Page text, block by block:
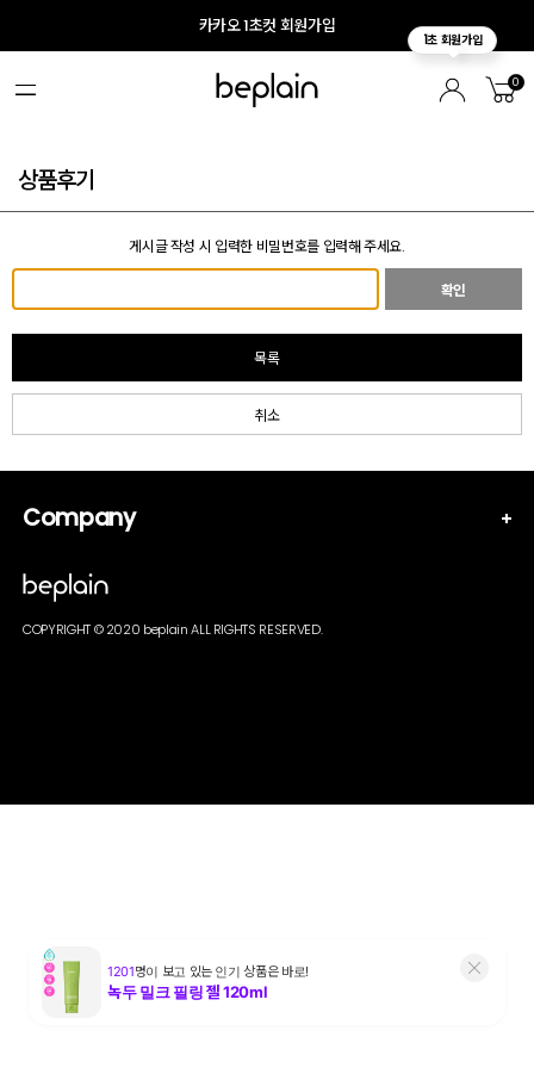
카카오 1초컷 회원가입
0
상품후기
게시글 작성 시 입력한 비밀번호를 입력해 주세요.
확인
목록
취소
Company
COPYRIGHT © 2020 beplain ALL RIGHTS RESERVED.